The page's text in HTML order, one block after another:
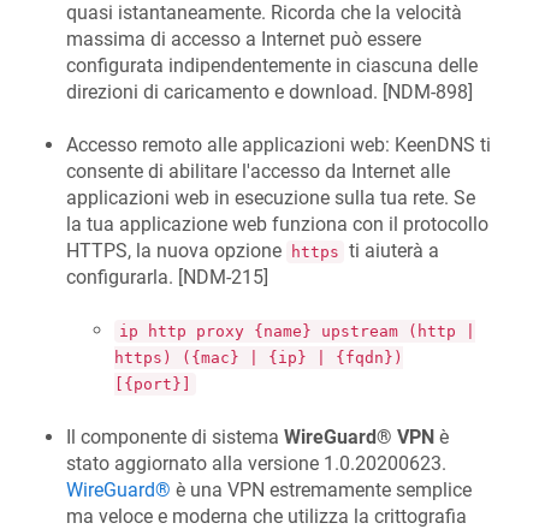
quasi istantaneamente. Ricorda che la velocità
massima di accesso a Internet può essere
configurata indipendentemente in ciascuna delle
direzioni di caricamento e download. [NDM-898]
Accesso remoto alle applicazioni web: KeenDNS ti
consente di abilitare l'accesso da Internet alle
applicazioni web in esecuzione sulla tua rete. Se
la tua applicazione web funziona con il protocollo
HTTPS, la nuova opzione
https ti aiuterà a
configurarla. [NDM-215]
ip http proxy {name} upstream (http |
https) ({mac} | {ip} | {fqdn})
[{port}]
Il componente di sistema WireGuard® VPN è
stato aggiornato alla versione 1.0.20200623.
WireGuard® è una VPN estremamente semplice
ma veloce e moderna che utilizza la crittografia